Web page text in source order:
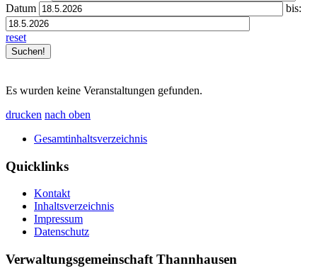
Datum
bis:
reset
Es wurden keine Veranstaltungen gefunden.
drucken nach oben
Gesamtinhaltsverzeichnis
Quicklinks
Kontakt
Inhaltsverzeichnis
Impressum
Datenschutz
Verwaltungsgemeinschaft Thannhausen